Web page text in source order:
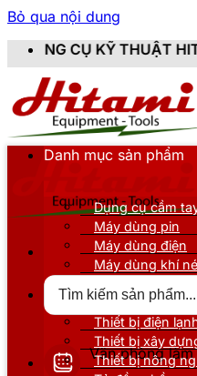
Bỏ qua nội dung
HITAMI - CUNG
Văn phòng
Danh mục sản phẩm
Dụng cụ cầm
Máy dùng pin
Máy dùng điện
Máy dùng khí
Thiết bị nâng đỡ
Thiết bị điện
Thiết bị xây
Thiết bị nông